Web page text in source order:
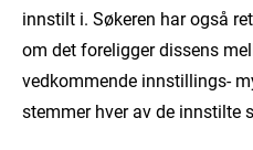
innstilt i. Søkeren har også
om det foreligger dissens
vedkommende innstillings-
stemmer hver av de innstilte